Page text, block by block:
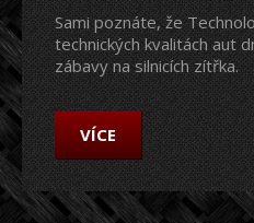
Sami poznáte, že
technických kvalitách aut
zábavy na silnicích zítřka.
VÍCE